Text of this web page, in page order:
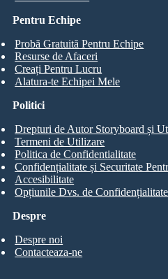
Pentru Echipe
Probă Gratuită Pentru Echipe
Resurse de Afaceri
Creați Pentru Lucru
Alatura-te Echipei Mele
Despre
Despre noi
Contacteaza-ne
Politici
Drepturi de Autor Storyboard și
Termeni de Utilizare
Politica de Confidentialitate
Confidențialitate și Securitate
Accesibilitate
Opțiunile Dvs. de Confidențialitate